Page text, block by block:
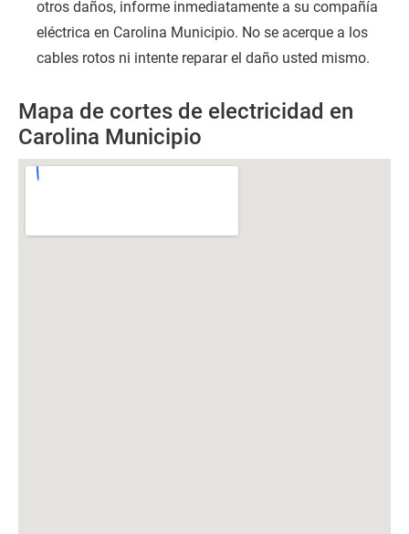
otros daños, informe inmediatamente a su compañía
eléctrica en Carolina Municipio. No se acerque a los
cables rotos ni intente reparar el daño usted mismo.
Mapa de cortes de electricidad en
Carolina Municipio